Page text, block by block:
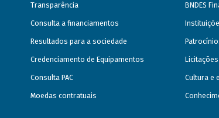
Transparência
Consulta a financiamentos
Resultados para a sociedade
Credenciamento de Equipamentos
Consulta PAC
Moedas contratuais
BNDES
Licitações
Cultura e